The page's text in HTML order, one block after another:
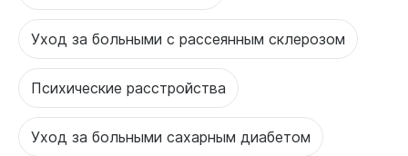
Уход за больными с рассеянным склерозом
Психические расстройства
Уход за больными сахарным диабетом